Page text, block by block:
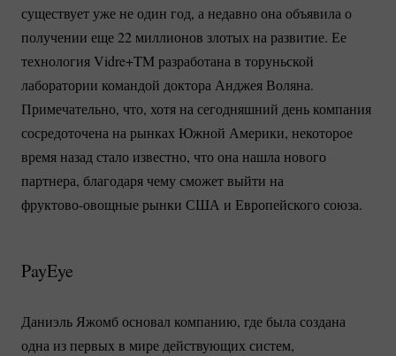
существует уже не один год, а недавно она объявила о
получении еще 22 миллионов злотых на развитие. Ее
технология Vidre+TM разработана в торуньской
лаборатории командой доктора Анджея Воляна.
Примечательно, что, хотя на сегодняшний день компания
сосредоточена на рынках Южной Америки, некоторое
время назад стало известно, что она нашла нового
партнера, благодаря чему сможет выйти на
фруктово-овощные рынки США и Европейского союза.
PayEye
Даниэль Яжомб основал компанию, где была создана
одна из первых в мире действующих систем,